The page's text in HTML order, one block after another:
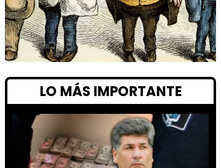
LO MÁS IMPORTANTE